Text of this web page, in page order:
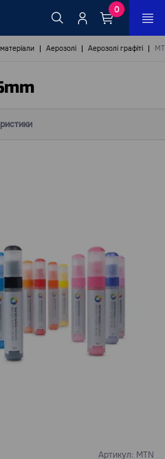
0
Аерозолі Аерозолі графіті
Артикул: MTN